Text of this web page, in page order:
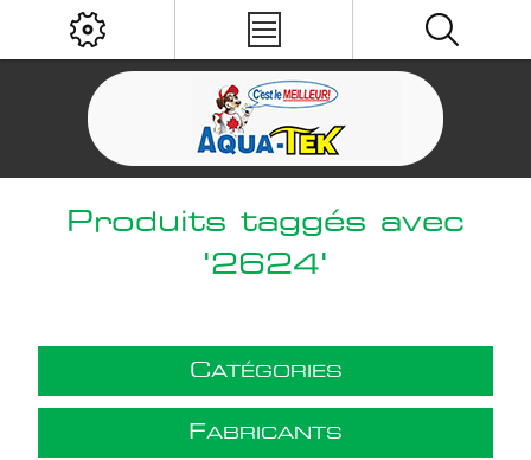
Produits taggés avec
'2624'
CATÉGORIES
FABRICANTS